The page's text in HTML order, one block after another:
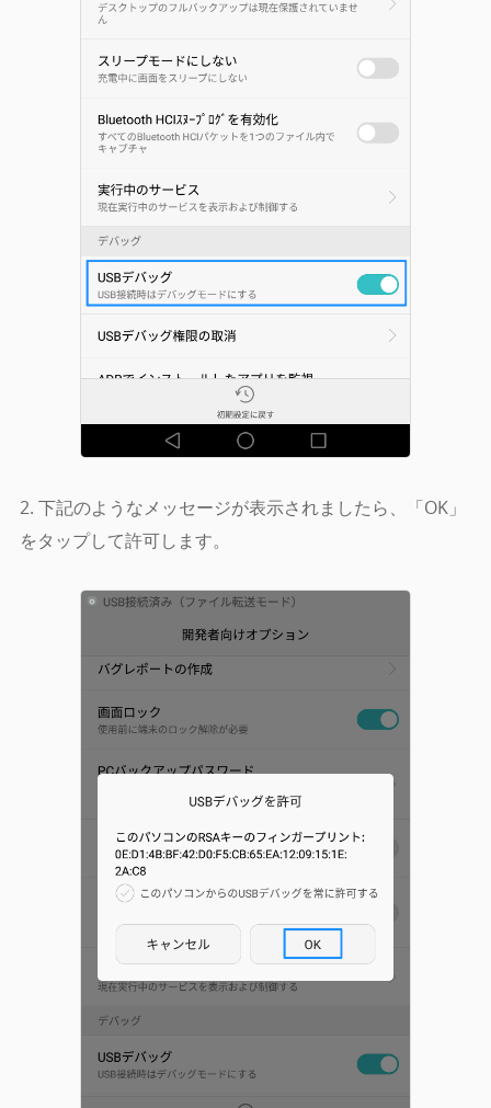
2. 下記のようなメッセージが表示されましたら、「OK」
をタップして許可します。